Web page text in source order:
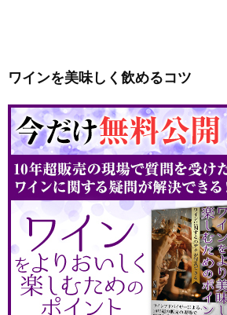
ワインを美味しく飲めるコツ